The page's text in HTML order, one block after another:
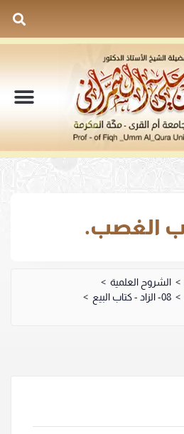
> الشروح العلمية >
> 08- الزاد - كتاب البيع
>